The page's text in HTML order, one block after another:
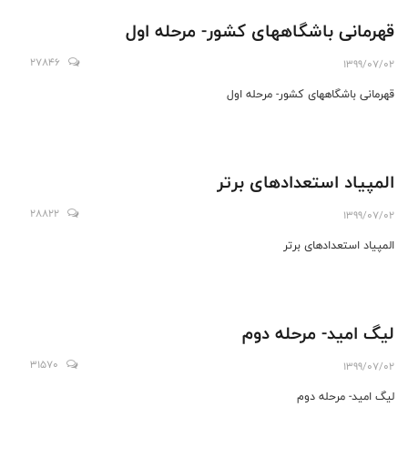
قهرمانی باشگاههای کشور- مرحله اول
1399/07/02
27846
قهرمانی باشگاههای کشور- مرحله اول
المپیاد استعدادهای برتر
1399/07/02
28822
المپیاد استعدادهای برتر
لیگ امید- مرحله دوم
1399/07/02
31570
لیگ امید- مرحله دوم